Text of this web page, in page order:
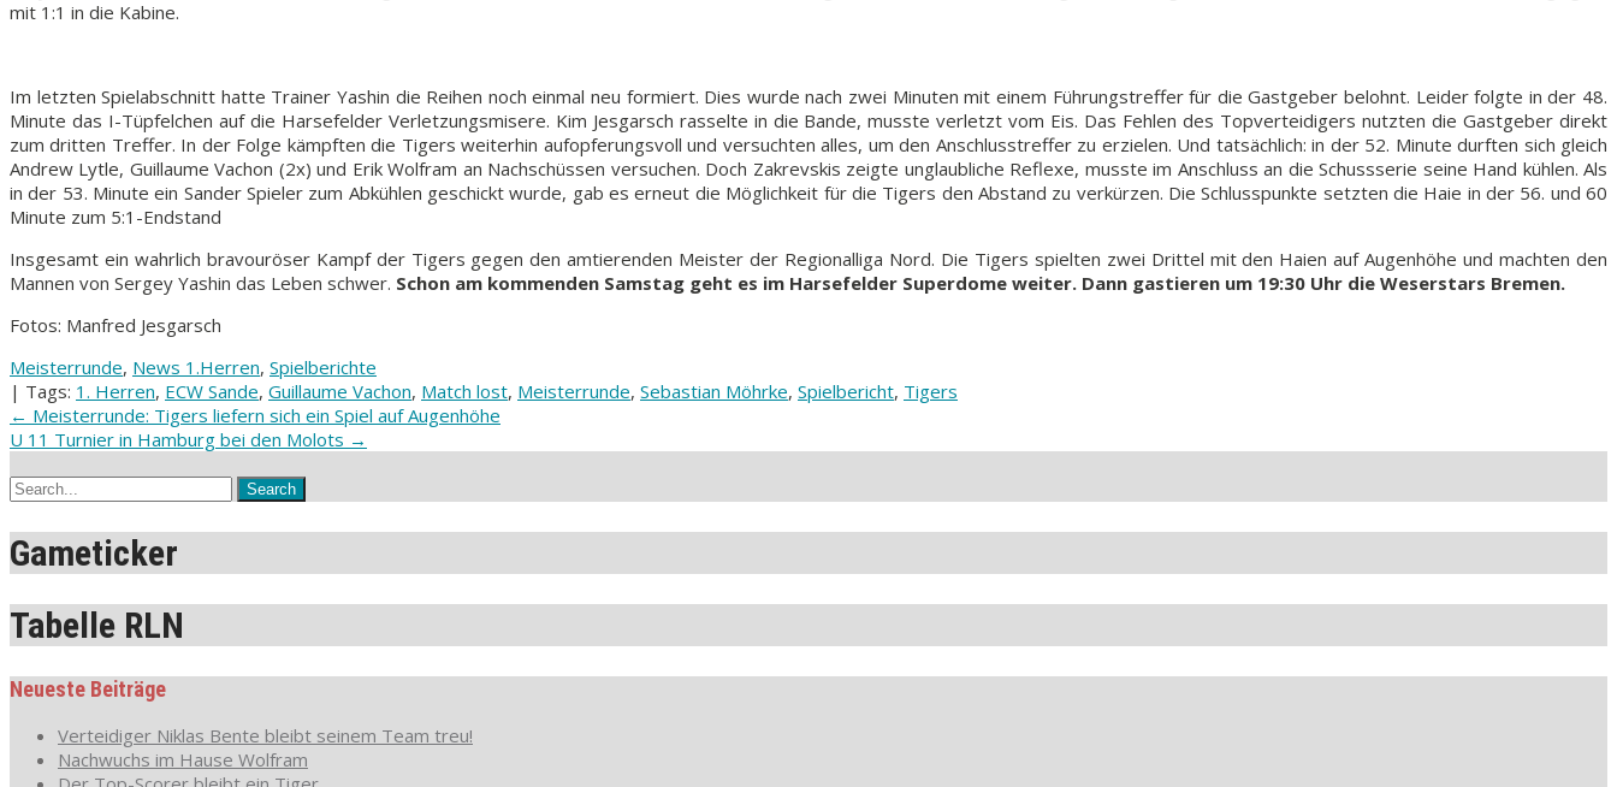
mit 1:1 in die Kabine.
Im letzten Spielabschnitt hatte Trainer Yashin die Reihen noch einmal neu formiert. Dies wurde nach zwei Minuten mit einem Führungstreffer für die Gastgeber belohnt. Leider folgte in der 48.
Minute das I-Tüpfelchen auf die Harsefelder Verletzungsmisere. Kim Jesgarsch rasselte in die Bande, musste verletzt vom Eis. Das Fehlen des Topverteidigers nutzten die Gastgeber direkt
zum dritten Treffer. In der Folge kämpften die Tigers weiterhin aufopferungsvoll und versuchten alles, um den Anschlusstreffer zu erzielen. Und tatsächlich: in der 52. Minute durften sich gleich
Andrew Lytle, Guillaume Vachon (2x) und Erik Wolfram an Nachschüssen versuchen. Doch Zakrevskis zeigte unglaubliche Reflexe, musste im Anschluss an die Schussserie seine Hand kühlen. Als
in der 53. Minute ein Sander Spieler zum Abkühlen geschickt wurde, gab es erneut die Möglichkeit für die Tigers den Abstand zu verkürzen. Die Schlusspunkte setzten die Haie in der 56. und 60
Minute zum 5:1-Endstand
Insgesamt ein wahrlich bravouröser Kampf der Tigers gegen den amtierenden Meister der Regionalliga Nord. Die Tigers spielten zwei Drittel mit den Haien auf Augenhöhe und machten den
Mannen von Sergey Yashin das Leben schwer. Schon am kommenden Samstag geht es im Harsefelder Superdome weiter. Dann gastieren um 19:30 Uhr die Weserstars Bremen.
Fotos: Manfred Jesgarsch
Meisterrunde, News 1.Herren, Spielberichte
| Tags: 1. Herren, ECW Sande, Guillaume Vachon, Match lost, Meisterrunde, Sebastian Möhrke, Spielbericht, Tigers
Post
navigation
← Meisterrunde: Tigers liefern sich ein Spiel auf Augenhöhe
U 11 Turnier in Hamburg bei den Molots →
Gameticker
Tabelle RLN
Neueste Beiträge
Verteidiger Niklas Bente bleibt seinem Team treu!
Nachwuchs im Hause Wolfram